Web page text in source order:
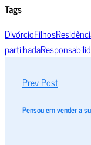
Tags
DivórcioFilhos
partilhada
Prev Post
Pensou em vender a